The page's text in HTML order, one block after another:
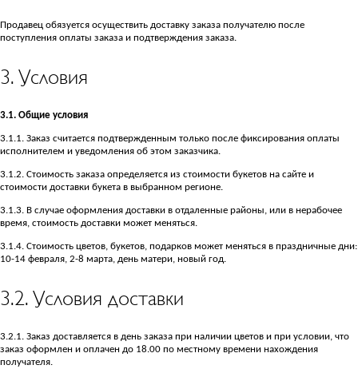
Продавец обязуется осуществить доставку заказа получателю после
поступления оплаты заказа и подтверждения заказа.
3. Условия
3.1. Общие условия
3.1.1. Заказ считается подтвержденным только после фиксирования оплаты
исполнителем и уведомления об этом заказчика.
3.1.2. Стоимость заказа определяется из стоимости букетов на сайте и
стоимости доставки букета в выбранном регионе.
3.1.3. В случае оформления доставки в отдаленные районы, или в нерабочее
время, стоимость доставки может меняться.
3.1.4. Стоимость цветов, букетов, подарков может меняться в праздничные дни:
10-14 февраля, 2-8 марта, день матери, новый год.
3.2. Условия доставки
3.2.1. Заказ доставляется в день заказа при наличии цветов и при условии, что
заказ оформлен и оплачен до 18.00 по местному времени нахождения
получателя.